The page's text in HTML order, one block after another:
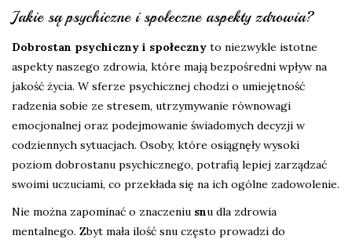
Jakie są psychiczne i społeczne aspekty zdrowia?
Dobrostan psychiczny i społeczny to niezwykle istotne
aspekty naszego zdrowia, które mają bezpośredni wpływ na
jakość życia. W sferze psychicznej chodzi o umiejętność
radzenia sobie ze stresem, utrzymywanie równowagi
emocjonalnej oraz podejmowanie świadomych decyzji w
codziennych sytuacjach. Osoby, które osiągnęły wysoki
poziom dobrostanu psychicznego, potrafią lepiej zarządzać
swoimi uczuciami, co przekłada się na ich ogólne zadowolenie.
Nie można zapominać o znaczeniu snu dla zdrowia
mentalnego. Zbyt mała ilość snu często prowadzi do